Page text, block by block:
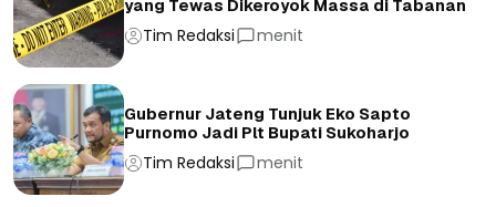
yang Tewas Dikeroyok Massa di Tabanan
Tim Redaksi menit
Gubernur Jateng Tunjuk Eko Sapto
Purnomo Jadi Plt Bupati Sukoharjo
Tim Redaksi menit